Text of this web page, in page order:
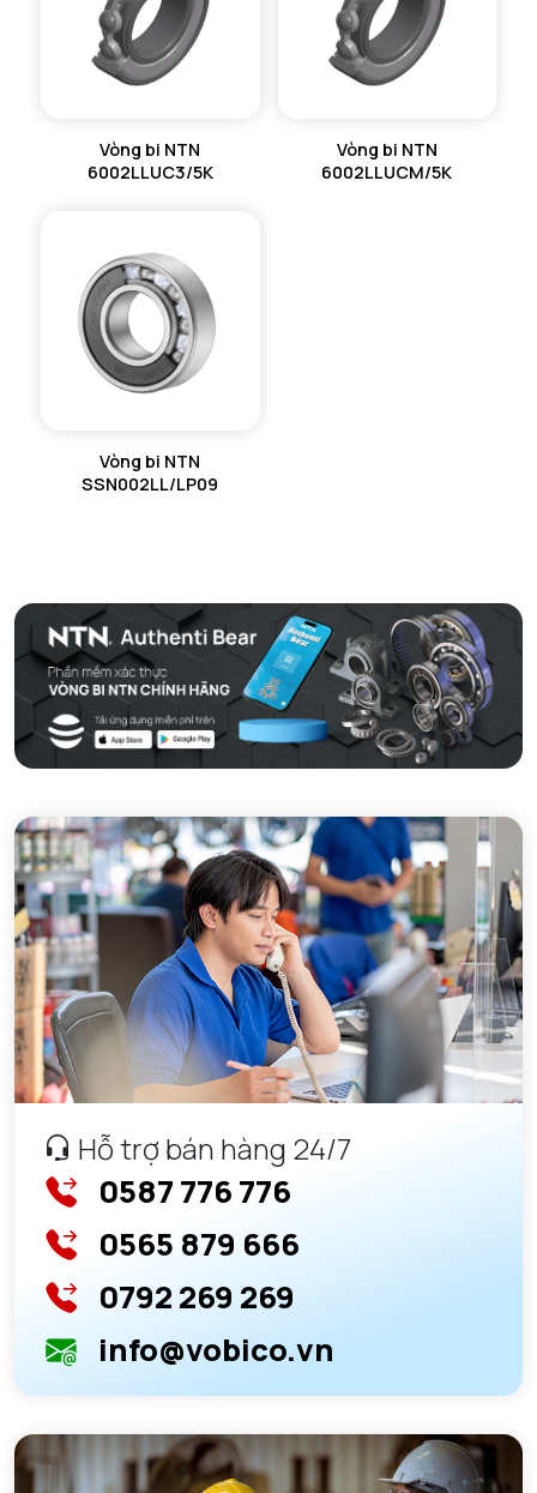
Vòng bi NTN
6002LLUC3/5K
Vòng bi NTN
6002LLUCM/5K
Vòng bi NTN
SSN002LL/LP09
Hỗ trợ bán hàng 24/7
0587 776 776
0565 879 666
0792 269 269
info@vobico.vn